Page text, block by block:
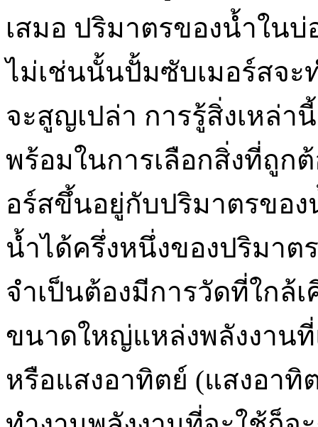
เสมอ ปริมาตรของน้ำใน
ไม่เช่นนั้นปั้มซับเมอร์สจะ
จะสูญเปล่า การรู้สิ่งเหล่
พร้อมในการเลือกสิ่งที่ถูก
อร์สขึ้นอยู่กับปริมาตรขอ
น้ำได้ครึ่งหนึ่งของปริมา
จำเป็นต้องมีการวัดที่ใกล้
ขนาดใหญ่แหล่งพลังงาน
หรือแสงอาทิตย์ (แสงอาทิ